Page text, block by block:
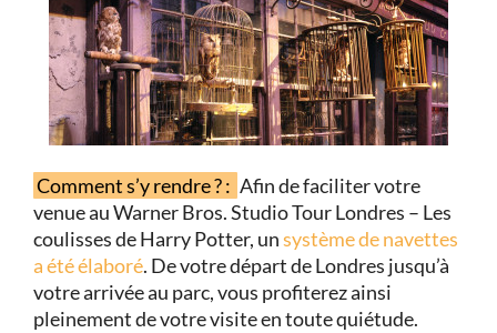
Comment s’y rendre ? : Afin de faciliter votre
venue au Warner Bros. Studio Tour Londres – Les
coulisses de Harry Potter, unsystème de navettes
a été élaboré. De votre départ de Londres jusqu’à
votre arrivée au parc, vous profiterez ainsi
pleinement de votre visite en toute quiétude.